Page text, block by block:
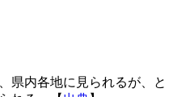
県内各地に見られるが、と